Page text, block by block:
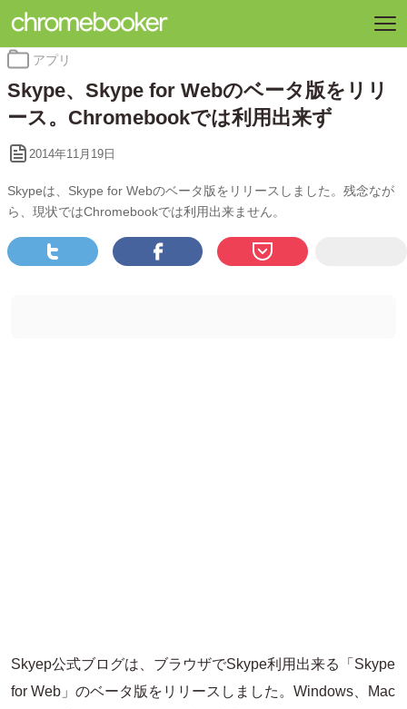
カ
ゴ
リ
アプリ
Skype、Skype for Webのベータ版をリリ
ース。Chromebookでは利用出来ず
2014年11月19日
Skypeは、Skype for Webのベータ版をリリースしました。残念なが
ら、現状ではChromebookでは利用出来ません。
Skyep公式ブログは、ブラウザでSkype利用出来る「Skype
for Web」のベータ版をリリースしました。Windows、Mac